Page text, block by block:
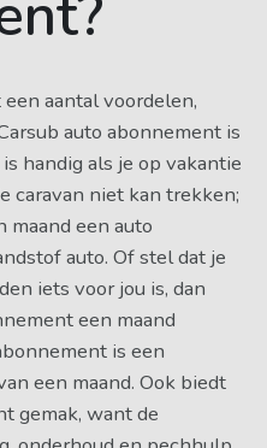
aantal voordelen,
auto abonnement is
handig als je op vakantie
caravan niet kan trekken;
maand een auto
auto. Of stel dat je
iets voor jou is, dan
een maand
is een
een maand. Ook biedt
gemak, want de